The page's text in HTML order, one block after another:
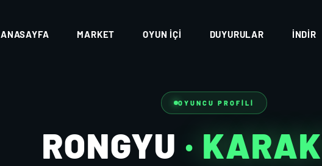
ANASAYFA MARKET OYUN İÇI DUYURULAR İNDIR
OYUNCU PROFILI
RONGYU ·